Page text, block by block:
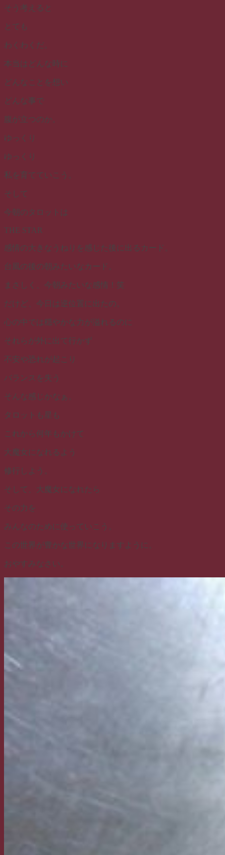
そう考えると
とても
わくわくだ。
本当はどんな時に
どんなことを想い
どんな事で
腹が立つのか。
ゆっくり
ゆっくり
私を育てていこう。
そして
今朝のタロットは
THE STAR
感情の大きなうねりを感じた後に出るカード。
台風の後の朝みたいなカード。
まさしく、今朝みたいな感情！笑
だけど、今日は逆位置に出たの。
心の中では穏やかな力が溢れるのに
それらが外に出て行かず
不安や恐れが起こり
バランスを失う
そんな感じかなぁ。
タロットも星も
これから何年もかけて
大魔女になれるよう
修行しよう。
そして、大魔女になれたら
その力を
みんなのために使っていこう。
この世界が豊かな世界になりますように。
おやすみなさい。